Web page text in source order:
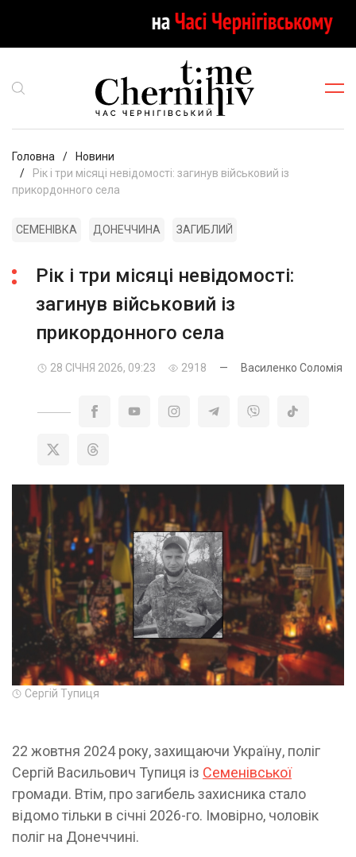
Головна
Новини
Рік і три місяці невідомості: загинув військовий із
прикордонного села
СЕМЕНІВКА ДОНЕЧЧИНА ЗАГИБЛИЙ
Рік і три місяці невідомості:
загинув військовий із
прикордонного села
28 СІЧНЯ 2026, 09:23 2918 — Василенко Соломія
Сергій Тупиця
22 жовтня 2024 року, захищаючи Україну, поліг
Сергій Васильович Тупиця із Семенівської
громади. Втім, про загибель захисника стало
відомо тільки в січні 2026-го. Імовірно, чоловік
поліг на Донеччині.